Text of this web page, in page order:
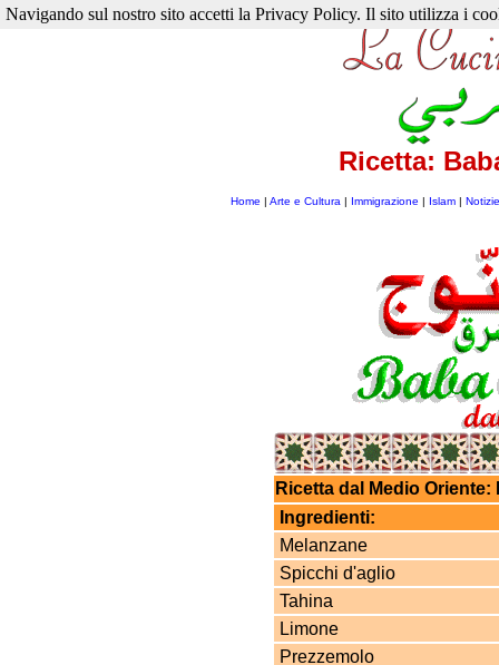
Ricetta:
Home | Arte e Cultura | Immigrazione | Islam| Notizie
Ricetta dal Medio
Ingredienti:
Melanzane
Spicchi d'aglio
Tahina
Limone
Prezzemolo
Navigando sul nostro sito accetti la Privacy Policy. Il sito utilizza i